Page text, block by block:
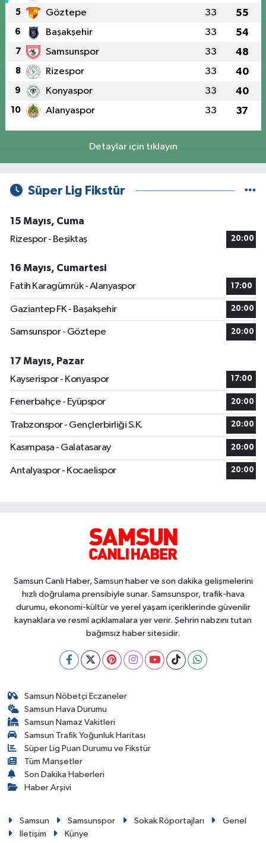
5 Göztepe 33 55
6 Başakşehir 33 54
7 Samsunspor 33 48
8 Rizespor 33 40
9 Konyaspor 33 40
10 Alanyaspor 33 37
Detaylar için tıklayın
Süper Lig Fikstür
15 Mayıs, Cuma
Rizespor - Beşiktaş
20:00
16 Mayıs, Cumartesi
Fatih Karagümrük - Alanyaspor
17:00
Gaziantep FK - Başakşehir 20:00
Samsunspor - Göztepe 20:00
17 Mayıs, Pazar
Kayserispor - Konyaspor
17:00
Fenerbahçe - Eyüpspor 20:00
Trabzonspor - Gençlerbirliği S.K. 20:00
Kasımpaşa - Galatasaray 20:00
Antalyaspor - Kocaelispor 20:00
Samsun Canlı Haber, Samsun haber ve son dakika gelişmelerini
hızlı doğrulama prensibiyle sunar. Samsunspor, trafik-hava
durumu, ekonomi-kültür ve yerel yaşam içeriklerinde güvenilir
kaynaklara ve resmî açıklamalara yer verir. Şehrin nabzını tutan
bağımsız haber sitesidir.
Samsun Nöbetçi Eczaneler
Samsun Hava Durumu
Samsun Namaz Vakitleri
Samsun Trafik Yoğunluk Haritası
Süper Lig Puan Durumu ve Fikstür
Tüm Manşetler
Son Dakika Haberleri
Haber Arşivi
Samsun Samsunspor Sokak Röportajları
Genel
İletişim
Künye